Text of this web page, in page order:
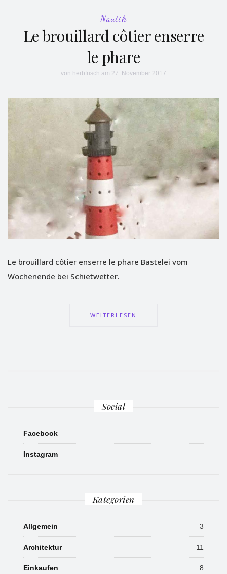
Nautik
Le brouillard côtier enserre
le phare
von herbfrisch am 27. November 2017
Le brouillard côtier enserre le phare Bastelei vom
Wochenende bei Schietwetter.
WEITERLESEN
Social
Facebook
Instagram
Kategorien
Allgemein 3
Architektur 11
Einkaufen 8